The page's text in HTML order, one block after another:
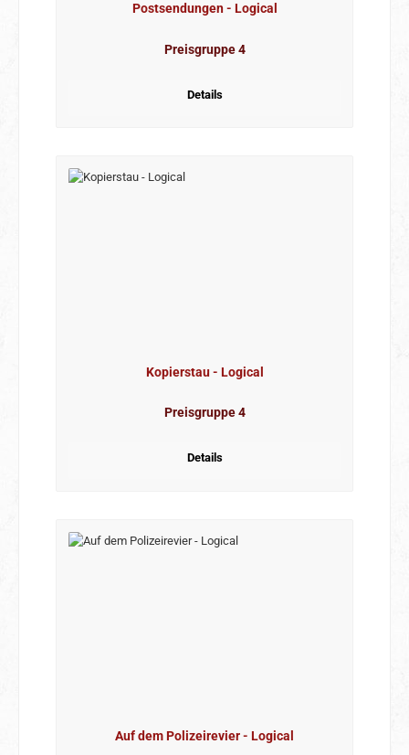
Postsendungen - Logical
Preisgruppe 4
Details
Kopierstau - Logical
Preisgruppe 4
Details
Auf dem Polizeirevier - Logical